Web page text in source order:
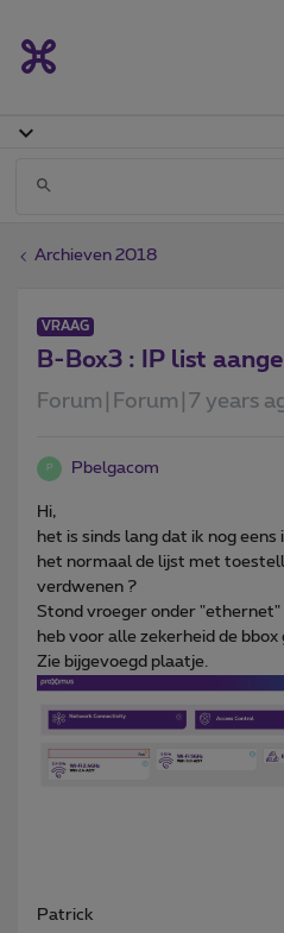
Archieven 2018
VRAAG
B-Box3 : IP list
Forum|Forum|7 years
P Pbelgacom
Hi,
het is sinds lang dat ik nog eens
het normaal de lijst met
verdwenen ?
Stond vroeger onder "ethernet"
heb voor alle zekerheid de
Zie bijgevoegd plaatje.
Patrick